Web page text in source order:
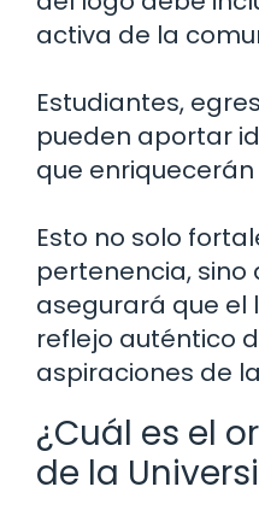
activa de la
Estudiantes,
pueden aportar
que
Esto no solo
pertenencia,
asegurará que el
reflejo auténtico
aspiraciones de
¿Cuál es el
de la